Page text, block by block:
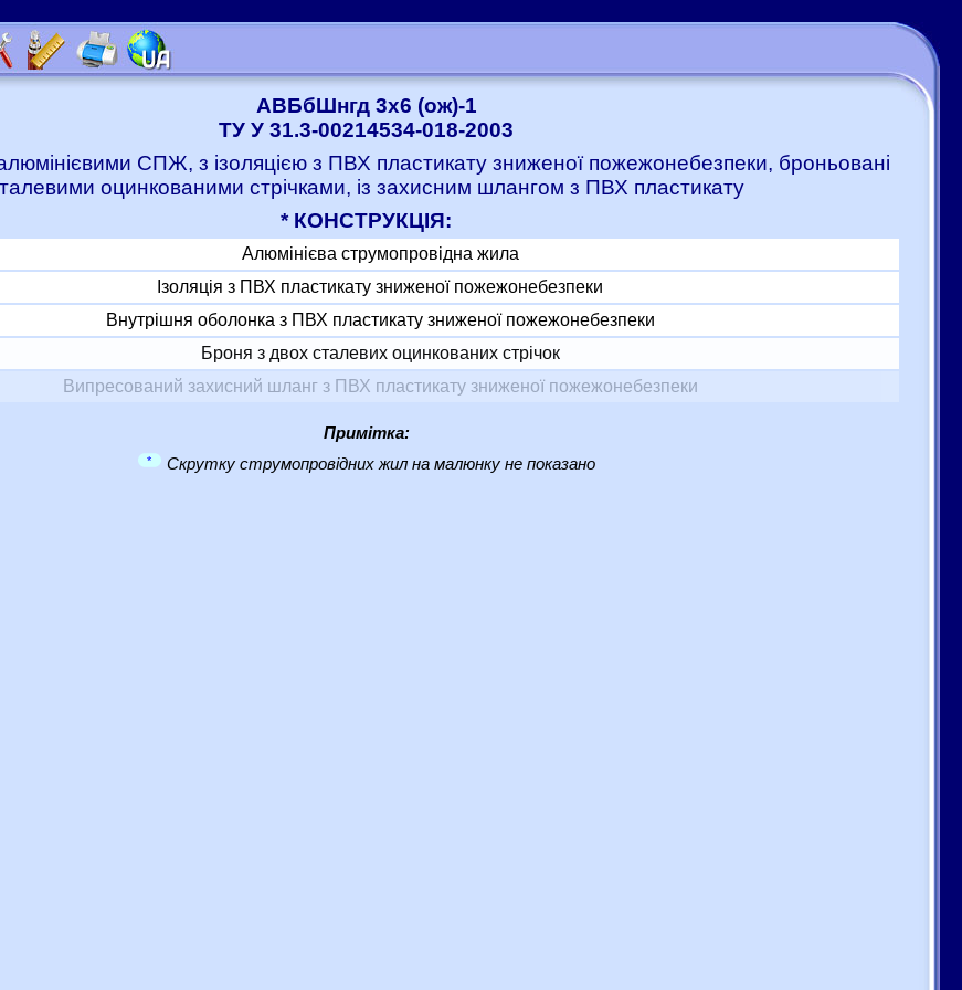
АВБбШнгд 3x6 (ож)-1
ТУ У 31.3-00214534-018-2003
алюмінієвими СПЖ, з ізоляцією з ПВХ пластикату зниженої пожежонебезпеки, броньовані
оцинкованими стрічками, із захисним шлангом з ПВХ пластикату
* КОНСТРУКЦІЯ:
Алюмінієва струмопровідна жила
Ізоляція з ПВХ пластикату зниженої пожежонебезпеки
Внутрішня оболонка з ПВХ пластикату зниженої пожежонебезпеки
Броня з двох сталевих оцинкованих стрічок
Випресований захисний шланг з ПВХ пластикату зниженої пожежонебезпеки
Примітка:
* Скрутку струмопровідних жил на малюнку не показано